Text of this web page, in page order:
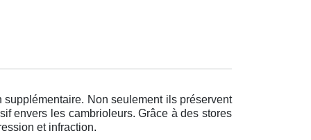
Non seulement ils préservent
envers les cambrioleurs. Grâce à des stores
et infraction.